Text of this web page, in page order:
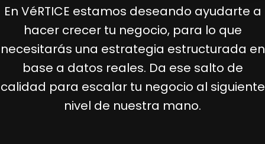
En VéRTICE estamos deseando ayudarte a
hacer crecer tu negocio, para lo que
necesitarás una estrategia estructurada en
base a datos reales. Da ese salto de
calidad para escalar tu negocio al siguiente
nivel de nuestra mano.